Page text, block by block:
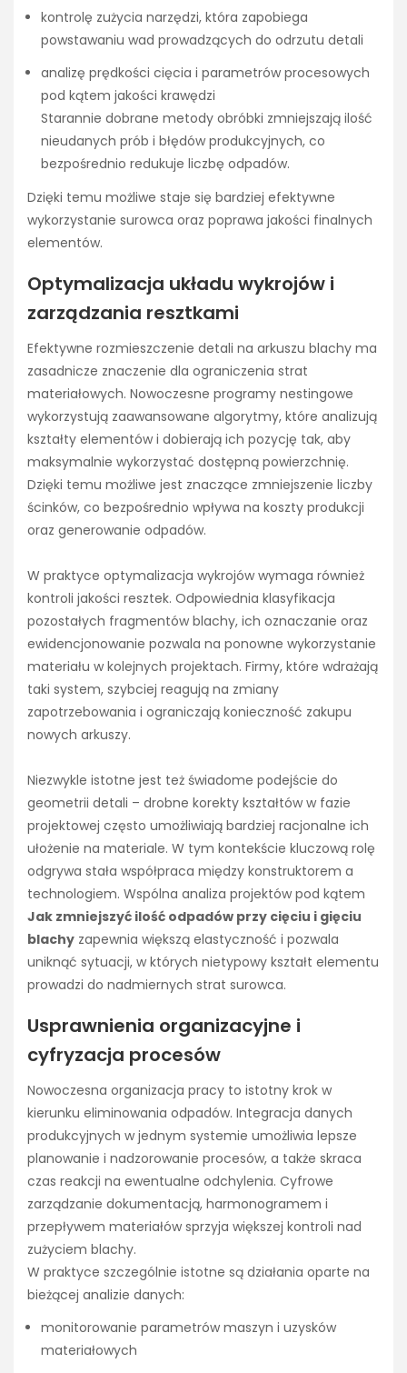
kontrolę zużycia narzędzi, która zapobiega
powstawaniu wad prowadzących do odrzutu detali
analizę prędkości cięcia i parametrów procesowych
pod kątem jakości krawędzi
Starannie dobrane metody obróbki zmniejszają ilość
nieudanych prób i błędów produkcyjnych, co
bezpośrednio redukuje liczbę odpadów.
Dzięki temu możliwe staje się bardziej efektywne
wykorzystanie surowca oraz poprawa jakości finalnych
elementów.
Optymalizacja układu wykrojów i
zarządzania resztkami
Efektywne rozmieszczenie detali na arkuszu blachy ma
zasadnicze znaczenie dla ograniczenia strat
materiałowych. Nowoczesne programy nestingowe
wykorzystują zaawansowane algorytmy, które analizują
kształty elementów i dobierają ich pozycję tak, aby
maksymalnie wykorzystać dostępną powierzchnię.
Dzięki temu możliwe jest znaczące zmniejszenie liczby
ścinków, co bezpośrednio wpływa na koszty produkcji
oraz generowanie odpadów.
W praktyce optymalizacja wykrojów wymaga również
kontroli jakości resztek. Odpowiednia klasyfikacja
pozostałych fragmentów blachy, ich oznaczanie oraz
ewidencjonowanie pozwala na ponowne wykorzystanie
materiału w kolejnych projektach. Firmy, które wdrażają
taki system, szybciej reagują na zmiany
zapotrzebowania i ograniczają konieczność zakupu
nowych arkuszy.
Niezwykle istotne jest też świadome podejście do
geometrii detali – drobne korekty kształtów w fazie
projektowej często umożliwiają bardziej racjonalne ich
ułożenie na materiale. W tym kontekście kluczową rolę
odgrywa stała współpraca między konstruktorem a
technologiem. Wspólna analiza projektów pod kątem
Jak zmniejszyć ilość odpadów przy cięciu i gięciu
blachy zapewnia większą elastyczność i pozwala
uniknąć sytuacji, w których nietypowy kształt elementu
prowadzi do nadmiernych strat surowca.
Usprawnienia organizacyjne i
cyfryzacja procesów
Nowoczesna organizacja pracy to istotny krok w
kierunku eliminowania odpadów. Integracja danych
produkcyjnych w jednym systemie umożliwia lepsze
planowanie i nadzorowanie procesów, a także skraca
czas reakcji na ewentualne odchylenia. Cyfrowe
zarządzanie dokumentacją, harmonogramem i
przepływem materiałów sprzyja większej kontroli nad
zużyciem blachy.
W praktyce szczególnie istotne są działania oparte na
bieżącej analizie danych:
monitorowanie parametrów maszyn i uzysków
materiałowych